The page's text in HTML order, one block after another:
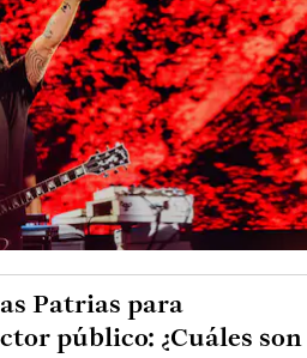
Patrias para
público: ¿Cuáles son